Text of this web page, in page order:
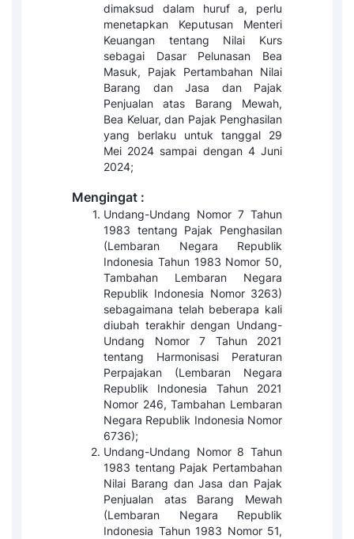
dimaksud dalam huruf a, perlu
menetapkan Keputusan Menteri
Keuangan tentang Nilai Kurs
sebagai Dasar Pelunasan Bea
Masuk, Pajak Pertambahan Nilai
Barang dan Jasa dan Pajak
Penjualan atas Barang Mewah,
Bea Keluar, dan Pajak Penghasilan
yang berlaku untuk tanggal 29
Mei 2024 sampai dengan 4 Juni
2024;
Mengingat :
Undang-Undang Nomor 7 Tahun
1983 tentang Pajak Penghasilan
(Lembaran Negara Republik
Indonesia Tahun 1983 Nomor 50,
Tambahan Lembaran Negara
Republik Indonesia Nomor 3263)
sebagaimana telah beberapa kali
diubah terakhir dengan Undang-
Undang Nomor 7 Tahun 2021
tentang Harmonisasi Peraturan
Perpajakan (Lembaran Negara
Republik Indonesia Tahun 2021
Nomor 246, Tambahan Lembaran
Negara Republik Indonesia Nomor
6736);
Undang-Undang Nomor 8 Tahun
1983 tentang Pajak Pertambahan
Nilai Barang dan Jasa dan Pajak
Penjualan atas Barang Mewah
(Lembaran Negara Republik
Indonesia Tahun 1983 Nomor 51,